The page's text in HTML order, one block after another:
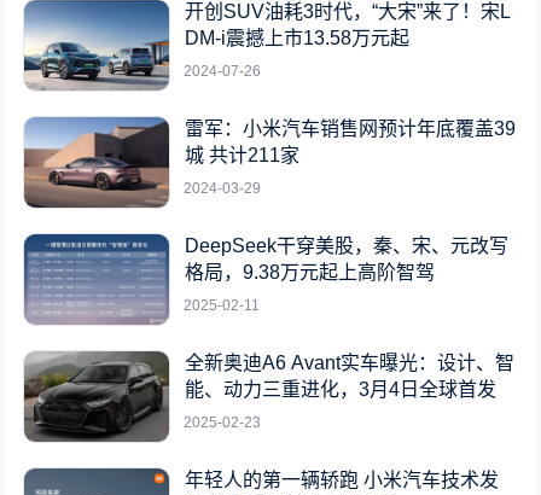
开创SUV油耗3时代，“大宋”来了！宋L
DM-i震撼上市13.58万元起
2024-07-26
雷军：小米汽车销售网预计年底覆盖39
城 共计211家
2024-03-29
DeepSeek干穿美股，秦、宋、元改写
格局，9.38万元起上高阶智驾
2025-02-11
全新奥迪A6 Avant实车曝光：设计、智
能、动力三重进化，3月4日全球首发
2025-02-23
年轻人的第一辆轿跑 小米汽车技术发